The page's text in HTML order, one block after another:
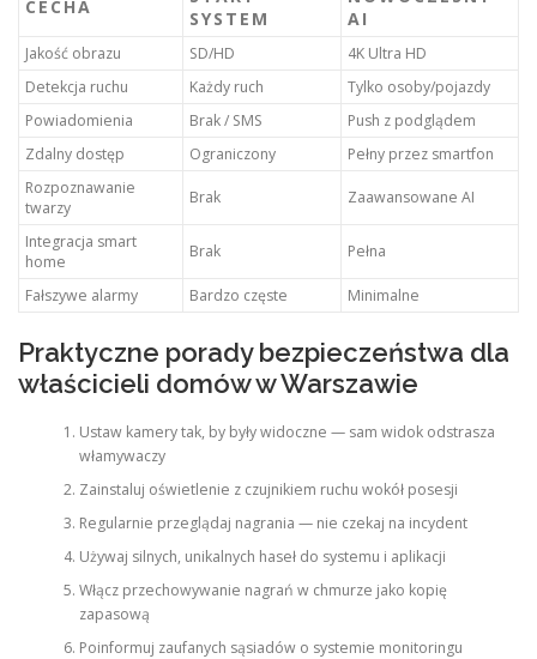
CECHA
SYSTEM
AI
Jakość obrazu SD/HD
4K Ultra HD
Detekcja ruchu
Każdy ruch
Tylko osoby/pojazdy
Powiadomienia
Brak / SMS
Push z podglądem
Zdalny dostęp
Ograniczony
Pełny przez smartfon
Rozpoznawanie
twarzy
Brak Zaawansowane AI
Integracja smart
home
Brak Pełna
Fałszywe alarmy Bardzo częste Minimalne
Praktyczne porady bezpieczeństwa dla
właścicieli domów w Warszawie
Ustaw kamery tak, by były widoczne — sam widok odstrasza
włamywaczy
Zainstaluj oświetlenie z czujnikiem ruchu wokół posesji
Regularnie przeglądaj nagrania — nie czekaj na incydent
Używaj silnych, unikalnych haseł do systemu i aplikacji
Włącz przechowywanie nagrań w chmurze jako kopię
zapasową
Poinformuj zaufanych sąsiadów o systemie monitoringu